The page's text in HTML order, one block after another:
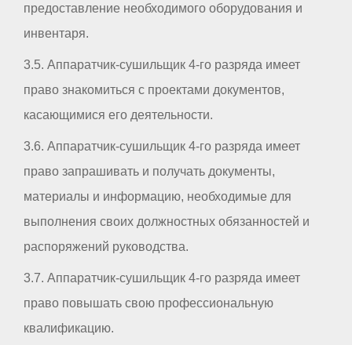
предоставление необходимого оборудования и
инвентаря.
3.5. Аппаратчик-сушильщик 4-го разряда имеет
право знакомиться с проектами документов,
касающимися его деятельности.
3.6. Аппаратчик-сушильщик 4-го разряда имеет
право запрашивать и получать документы,
материалы и информацию, необходимые для
выполнения своих должностных обязанностей и
распоряжений руководства.
3.7. Аппаратчик-сушильщик 4-го разряда имеет
право повышать свою профессиональную
квалификацию.